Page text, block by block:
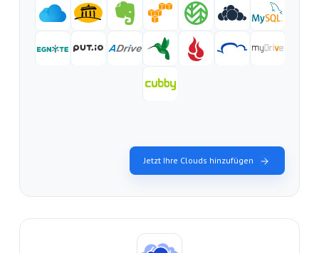
Jetzt Ihre Clouds hinzufügen